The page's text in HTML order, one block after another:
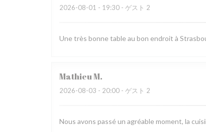
2026-08-01 - 19:30 - ゲスト 2
Une très bonne table au bon endroit à
MathieuM
2026-08-03 - 20:00 - ゲスト 2
Nous avons passé un agréable moment, la